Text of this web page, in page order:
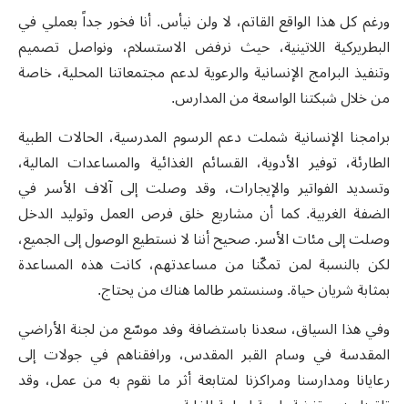
ورغم كل هذا الواقع القاتم، لا ولن نيأس. أنا فخور جداً بعملي في
البطريركية اللاتينية، حيث نرفض الاستسلام، ونواصل تصميم
وتنفيذ البرامج الإنسانية والرعوية لدعم مجتمعاتنا المحلية، خاصة
من خلال شبكتنا الواسعة من المدارس.
برامجنا الإنسانية شملت دعم الرسوم المدرسية، الحالات الطبية
الطارئة، توفير الأدوية، القسائم الغذائية والمساعدات المالية،
وتسديد الفواتير والإيجارات، وقد وصلت إلى آلاف الأسر في
الضفة الغربية. كما أن مشاريع خلق فرص العمل وتوليد الدخل
وصلت إلى مئات الأسر. صحيح أننا لا نستطيع الوصول إلى الجميع،
لكن بالنسبة لمن تمكّنا من مساعدتهم، كانت هذه المساعدة
بمثابة شريان حياة. وسنستمر طالما هناك من يحتاج.
وفي هذا السياق، سعدنا باستضافة وفد موسّع من لجنة الأراضي
المقدسة في وسام القبر المقدس، ورافقناهم في جولات إلى
رعايانا ومدارسنا ومراكزنا لمتابعة أثر ما نقوم به من عمل، وقد